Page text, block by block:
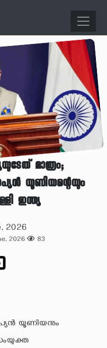
മാത്രം;
യൂണിയന്റെയും
ഇന്ത്യ
2026
2026 83
യൂണിയനും